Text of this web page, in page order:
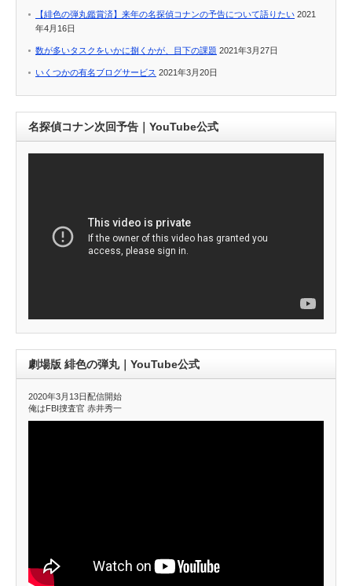
【緋色の弾丸鑑賞済】来年の名探偵コナンの予告について語りたい 2021
年4月16日
数が多いタスクをいかに捌くかが、目下の課題 2021年3月27日
いくつかの有名ブログサービス 2021年3月20日
名探偵コナン次回予告｜YouTube公式
劇場版 緋色の弾丸｜YouTube公式
2020年3月13日配信開始
俺はFBI捜査官 赤井秀一